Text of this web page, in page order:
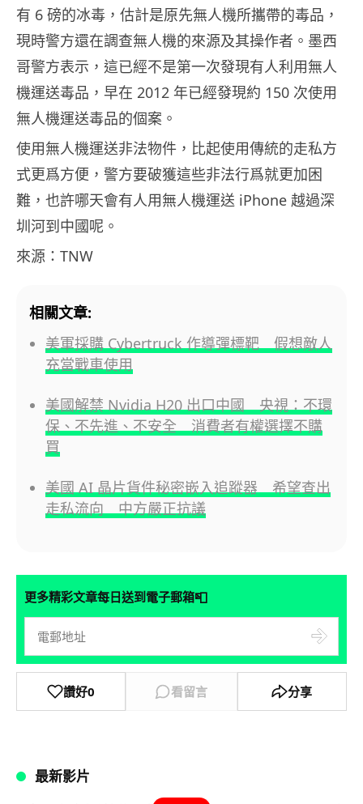
有 6 磅的冰毒，估計是原先無人機所攜帶的毒品，
現時警方還在調查無人機的來源及其操作者。墨西
哥警方表示，這已經不是第一次發現有人利用無人
機運送毒品，早在 2012 年已經發現約 150 次使用
無人機運送毒品的個案。
使用無人機運送非法物件，比起使用傳統的走私方
式更爲方便，警方要破獲這些非法行爲就更加困
難，也許哪天會有人用無人機運送 iPhone 越過深
圳河到中國呢。
來源：TNW
相關文章:
美軍採購 Cybertruck 作導彈標靶 假想敵人
充當戰車使用
美國解禁 Nvidia H20 出口中國 央視：不環
保、不先進、不安全 消費者有權選擇不購
買
美國 AI 晶片貨件秘密嵌入追蹤器 希望查出
走私流向 中方嚴正抗議
更多精彩文章每日送到電子郵箱📮
讚好0 看留言 分享
最新影片